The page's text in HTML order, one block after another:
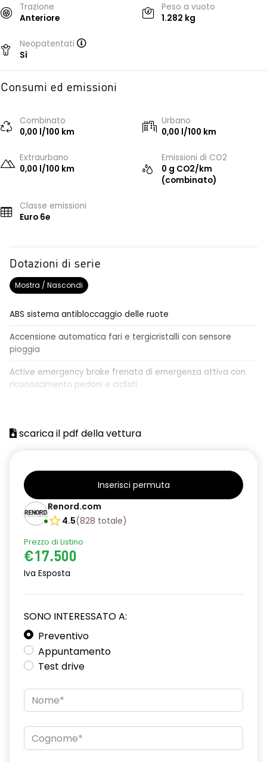
Trazione
Anteriore
Peso a vuoto
1.282 kg
Neopatentati
Sì
Consumi ed emissioni
Combinato
0,00 l/100 km
Urbano
0,00 l/100 km
Extraurbano
0,00 l/100 km
Emissioni di CO2
0 g CO2/km
(combinato)
Classe emissioni
Euro 6e
Dotazioni di serie
Mostra / Nascondi
ABS sistema antibloccaggio delle ruote
Accensione automatica fari e tergicristalli con sensore
pioggia
Active emergency brake frenata di emergenza attiva con
riconoscimento pedoni e ciclisti
Airbag laterali a tendina anteriori e posteriori
Alzacristalli elettrici posteriori
Barre tetto modulari nere
Bracciolo anteriore con vano portaoggetti
Chiave pieghevole a 3 pulsanti
Distance warning avviso distanza di sicurezza
Driver display con schermo TFT da 3,5''
Eco Mode
compatibile 2G/3G o 4G/5G in base al veicolo
Firma luminosa pixelata con fari full LED
HARM03
scarica il pdf della vettura
Inserisci permuta
Renord.com
4.5(828 totale)
Prezzo di Listino
€17.500
Iva Esposta
SONO INTERESSATO A:
Preventivo
Appuntamento
Test drive